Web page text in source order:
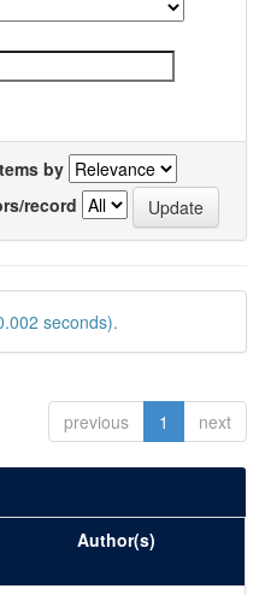
by
record
seconds).
previous 1 next
Author(s)